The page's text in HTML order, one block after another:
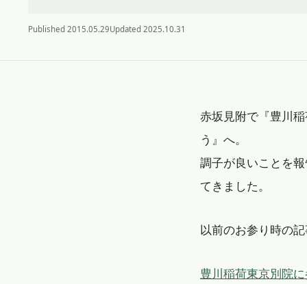
Published 2015.05.29Updated 2025.10.31
赤坂見附で『豊川
う』へ。
調子が良いことを
てきました。
以前のお参り時の
豊川稲荷東京別院